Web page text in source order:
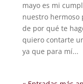
mayo es mi
nuestro
de por qué te
quiero contarte
ya que para mí...